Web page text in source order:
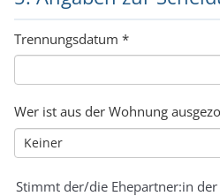
Trennungsdatum *
Wer ist aus der Wohnung
Stimmt der/die Ehepartner:in der